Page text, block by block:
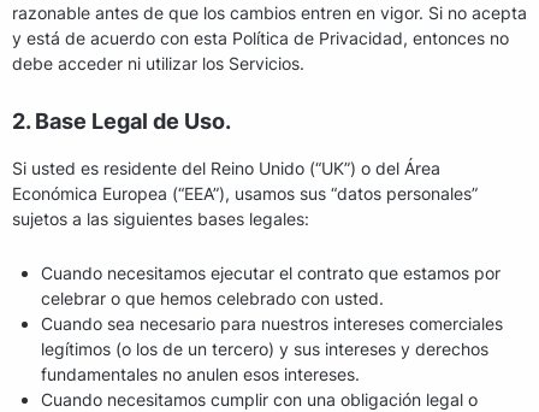
razonable antes de que los cambios entren en vigor. Si no acepta
y está de acuerdo con esta Política de Privacidad, entonces no
debe acceder ni utilizar los Servicios.
2. Base Legal de Uso.
Si usted es residente del Reino Unido (“UK”) o del Área
Económica Europea (“EEA”), usamos sus “datos personales”
sujetos a las siguientes bases legales:
Cuando necesitamos ejecutar el contrato que estamos por
celebrar o que hemos celebrado con usted.
Cuando sea necesario para nuestros intereses comerciales
legítimos (o los de un tercero) y sus intereses y derechos
fundamentales no anulen esos intereses.
Cuando necesitamos cumplir con una obligación legal o